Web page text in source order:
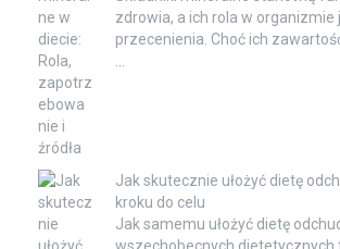
zdrowia, a ich rola w organizmie
przecenienia. Choć ich
…
Jak skutecznie ułożyć dietę
kroku do celu
Jak samemu ułożyć dietę